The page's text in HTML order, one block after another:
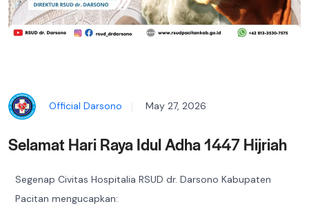
Official Darsono May 27, 2026
Selamat Hari Raya Idul Adha 1447 Hijriah
Segenap Civitas Hospitalia RSUD dr. Darsono Kabupaten
Pacitan mengucapkan: